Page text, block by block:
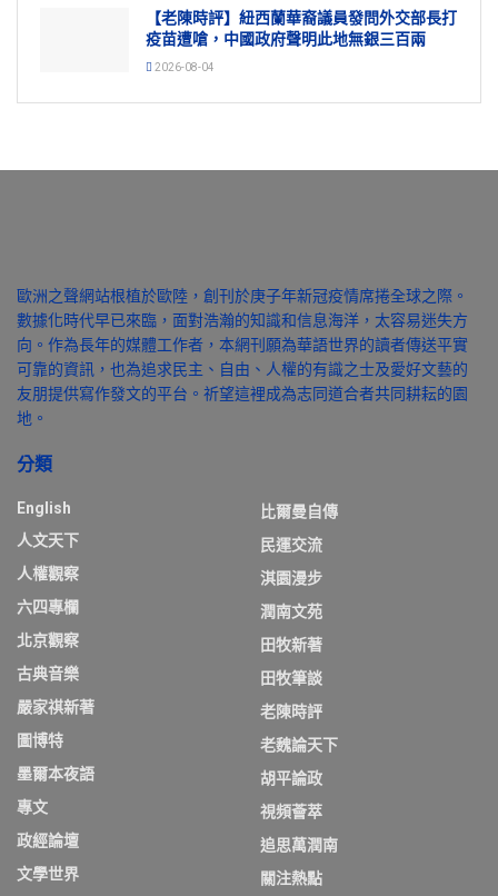
【老陳時評】紐西蘭華裔議員發問外交部長打
疫苗遭嗆，中國政府聲明此地無銀三百兩
2026-08-04
歐洲之聲網站根植於歐陸，創刊於庚子年新冠疫情席捲全球之際。
數據化時代早已來臨，面對浩瀚的知識和信息海洋，太容易迷失方
向。作為長年的媒體工作者，本網刊願為華語世界的讀者傳送平實
可靠的資訊，也為追求民主、自由、人權的有識之士及愛好文藝的
友朋提供寫作發文的平台。祈望這裡成為志同道合者共同耕耘的園
地。
分類
English
人文天下
人權觀察
六四專欄
北京觀察
古典音樂
嚴家祺新著
圖博特
墨爾本夜語
專文
政經論壇
文學世界
比爾曼自傳
民運交流
淇園漫步
潤南文苑
田牧新著
田牧筆談
老陳時評
老魏論天下
胡平論政
視頻薈萃
追思萬潤南
關注熱點